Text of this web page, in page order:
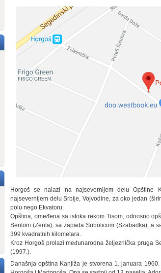
Horgoš se nalazi na najsevernijem delu Opštine
najsevernijem delu Srbije, Vojvodine, za oko jedan
polu nego Ekvatoru.
Opština, omeđena sa istoka rekom Tisom, odnosno
Sentom (Zenta), sa zapada Suboticom (Szabadka), a
399 kvadratnih kilometara.
Kroz Horgoš prolazi međunarodna željeznička pruga
(1997.).
Današnja opština Kanjiža je stvorena 1. januara